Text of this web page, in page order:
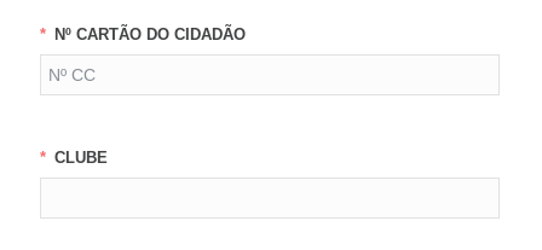
Nº CARTÃO DO CIDADÃO
CLUBE